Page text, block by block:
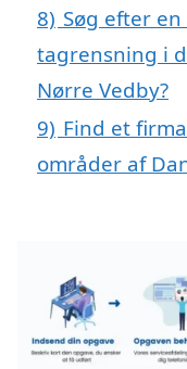
8) Søg efter
tagrensning i
Nørre Vedby?
9) Find et
områder af